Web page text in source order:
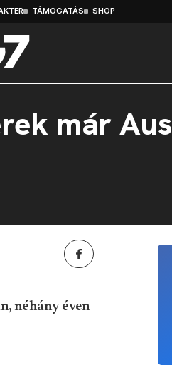
TÁMOGATÁS SHOP
már
néhány éven